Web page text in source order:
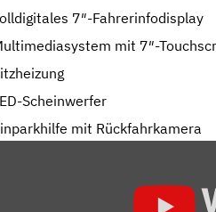
7″-Fahrerinfodisplay
mit 7″-
Scheinwerfer
mit Rückfahrkamera